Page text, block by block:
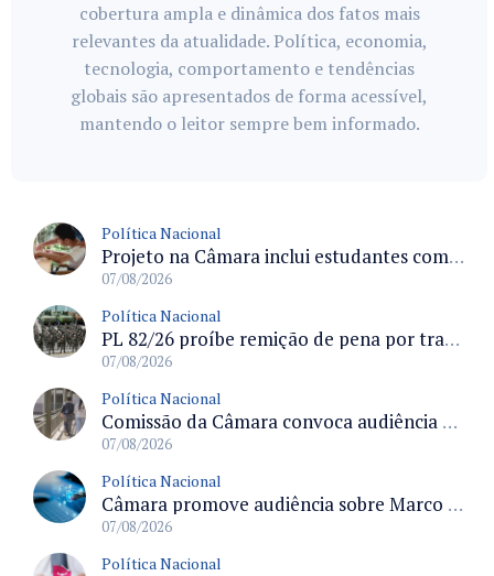
cobertura ampla e dinâmica dos fatos mais
relevantes da atualidade. Política, economia,
tecnologia, comportamento e tendências
globais são apresentados de forma acessível,
mantendo o leitor sempre bem informado.
Política Nacional
Projeto na Câmara inclui estudantes com deficiência no regime escolar especial da LDB e estabelece critérios para frequência
07/08/2026
Política Nacional
PL 82/26 proíbe remição de pena por trabalho em funções militares para condenados por crimes contra o Estado Democrático de Direito
07/08/2026
Política Nacional
Comissão da Câmara convoca audiência para discutir misoginia nas escolas e universidades após divulgação de listas misóginas
07/08/2026
Política Nacional
Câmara promove audiência sobre Marco de Fomento à Economia Digital e impactos da inteligência artificial
07/08/2026
Política Nacional